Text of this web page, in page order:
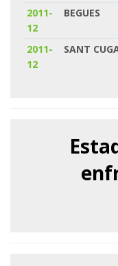
2011-
12
BEGUES
2011-
12
SANT